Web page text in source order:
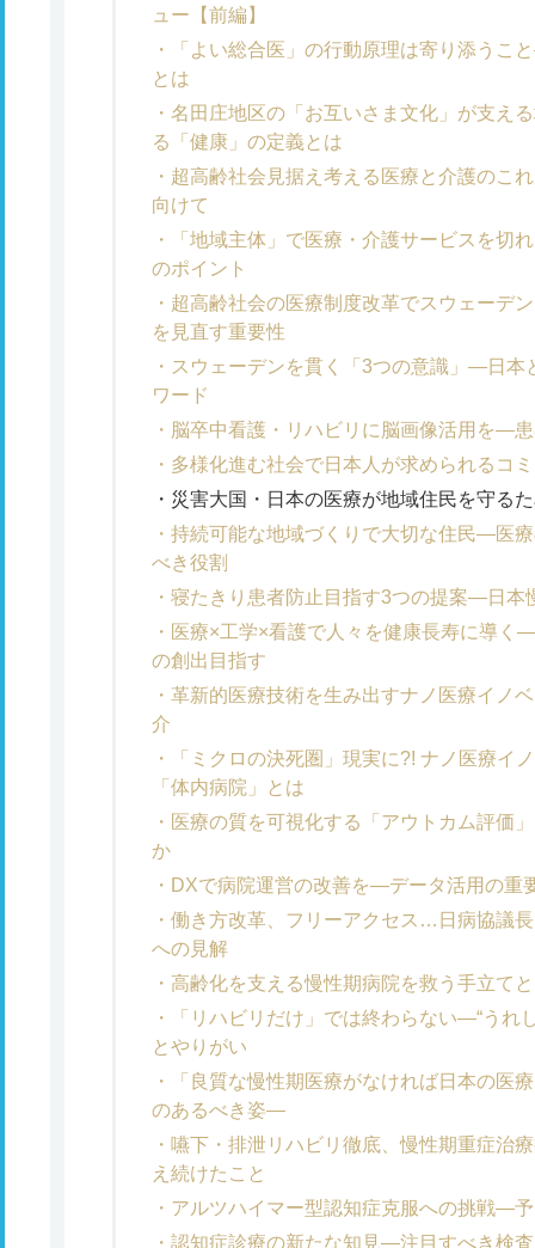
ュー【前編】
「よい総合医」の行動原理は寄り添うこ
とは
名田庄地区の「お互いさま文化」が支え
る「健康」の定義とは
超高齢社会見据え考える医療と介護のこ
向けて
「地域主体」で医療・介護サービスを切
のポイント
超高齢社会の医療制度改革でスウェーデ
を見直す重要性
スウェーデンを貫く「3つの意識」―日本
ワード
脳卒中看護・リハビリに脳画像活用を―
多様化進む社会で日本人が求められるコ
災害大国・日本の医療が地域住民を守る
持続可能な地域づくりで大切な住民―医
べき役割
寝たきり患者防止目指す3つの提案―日本
医療×工学×看護で人々を健康長寿に導く
の創出目指す
革新的医療技術を生み出すナノ医療イノ
介
「ミクロの決死圏」現実に?! ナノ医療イ
「体内病院」とは
医療の質を可視化する「アウトカム評価
か
DXで病院運営の改善を―データ活用の重
働き方改革、フリーアクセス…日病協議
への見解
高齢化を支える慢性期病院を救う手立て
「リハビリだけ」では終わらない―“うれ
とやりがい
「良質な慢性期医療がなければ日本の医
のあるべき姿―
嚥下・排泄リハビリ徹底、慢性期重症治
え続けたこと
アルツハイマー型認知症克服への挑戦―
認知症診療の新たな知見―注目すべき検